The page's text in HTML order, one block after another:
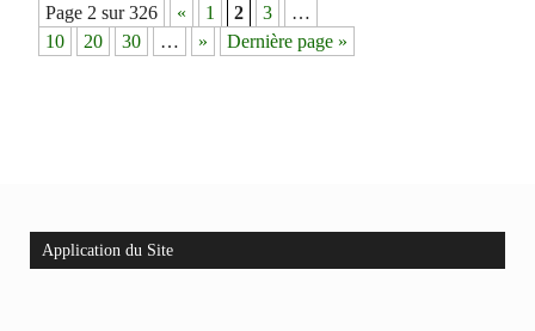
Navigation
des
Page 2 sur 326 « 1 2 3
…
10
20 30 … » Dernière page »
Application du Site